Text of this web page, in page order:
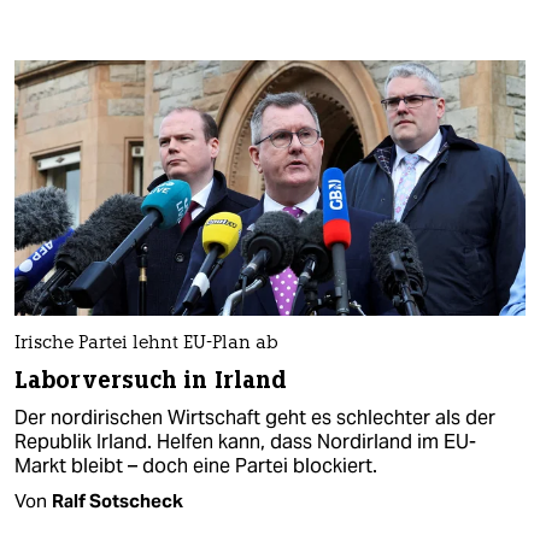
Irische Partei lehnt EU-Plan ab
Laborversuch in Irland
Der nordirischen Wirtschaft geht es schlechter als der
Republik Irland. Helfen kann, dass Nordirland im EU-
Markt bleibt – doch eine Partei blockiert.
Von Ralf Sotscheck